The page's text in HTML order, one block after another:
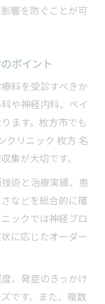
響を防ぐことが可
ポイント
科を受診すべきか
や神経内科、ペイ
ます。枚方市でも
クリニック 枚方 名
集が大切です。
術と治療実績、患
などを総合的に確
ックでは神経ブロ
に応じたオーダー
、発症のきっかけ
です。また、複数